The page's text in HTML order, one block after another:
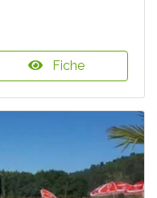
Fiche